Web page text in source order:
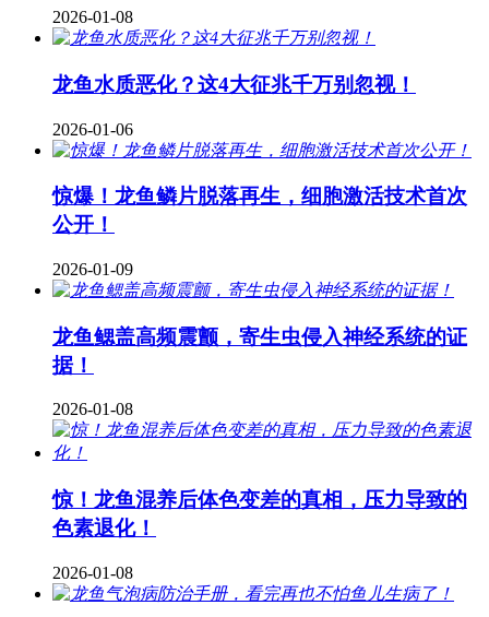
2026-01-08
龙鱼水质恶化？这4大征兆千万别忽视！
2026-01-06
惊爆！龙鱼鳞片脱落再生，细胞激活技术首次
公开！
2026-01-09
龙鱼鳃盖高频震颤，寄生虫侵入神经系统的证
据！
2026-01-08
惊！龙鱼混养后体色变差的真相，压力导致的
色素退化！
2026-01-08